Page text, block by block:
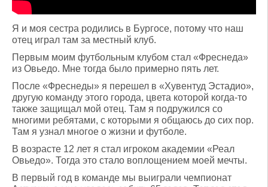
Я и моя сестра родились в Бургосе, потому что наш
отец играл там за местный клуб.
Первым моим футбольным клубом стал «Фреснеда»
из Овьедо. Мне тогда было примерно пять лет.
После «Фреснеды» я перешел в «Хувентуд Эстадио»,
другую команду этого города, цвета которой когда-то
также защищал мой отец. Там я подружился со
многими ребятами, с которыми я общаюсь до сих пор.
Там я узнал многое о жизни и футболе.
В возрасте 12 лет я стал игроком академии «Реал
Овьедо». Тогда это стало воплощением моей мечты.
В первый год в команде мы выиграли чемпионат